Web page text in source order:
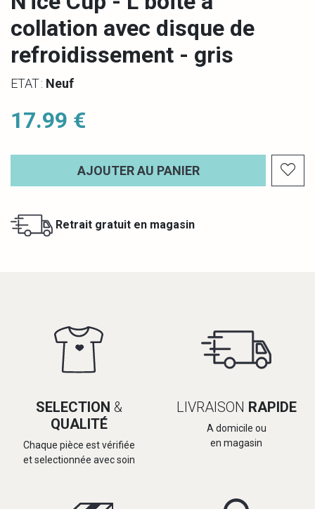
collation avec disque de
refroidissement - gris
ETAT : Neuf
17.99 €
AJOUTER AU PANIER
Retrait gratuit en magasin
SELECTION &
QUALITÉ
Chaque pièce est vérifiée
et selectionnée avec soin
LIVRAISON RAPIDE
A domicile ou
en magasin